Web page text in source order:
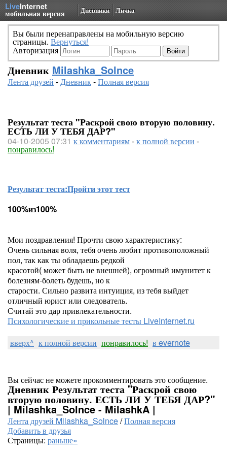
LiveInternet
мобильная версия Дневники Личка
Вы были перенаправлены на мобильную версию
страницы. Вернуться!
Авторизация
Дневник Milashka_Solnce
Лента друзей -Дневник-Полная версия
Результат теста "Раскрой свою вторую половину.
ЕСТЬ ЛИ У ТЕБЯ ДАР?"
04-10-2005 07:31 к комментариям-к полной версии -
понравилось!
Результат теста:Пройти этот тест
100%из100%
Мои поздравления! Прочти свою характеристику:
Очень сильная воля, тебя очень любит противоположный
пол, так как ты обладаешь редкой
красотой( может быть не внешней), огромный имунитет к
болезням-болеть будешь, но к
старости. Сильно развита интуиция, из тебя выйдет
отличный юрист или следователь.
Считай это дар привлекательности.
Психологические и прикольные тесты LiveInternet.ru
вверх^ к полной версии понравилось! в evernote
Вы сейчас не можете прокомментировать это сообщение.
Дневник Результат теста "Раскрой свою
вторую половину. ЕСТЬ ЛИ У ТЕБЯ ДАР?"
| Milashka_Solnce - MilashkA |
Лента друзей Milashka_Solnce/Полная версия
Добавить в друзья
Страницы: раньше»